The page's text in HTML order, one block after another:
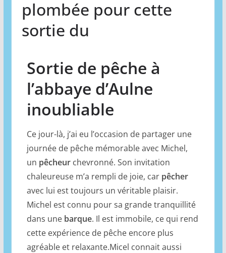
plombée pour cette
sortie du
Sortie de pêche à
l’abbaye d’Aulne
inoubliable
Ce jour-là, j’ai eu l’occasion de partager une
journée de pêche mémorable avec Michel,
un pêcheurchevronné. Son invitation
chaleureuse m’a rempli de joie, car pêcher
avec lui est toujours un véritable plaisir.
Michel est connu pour sa grande tranquillité
dans une barque. Il est immobile, ce qui rend
cette expérience de pêche encore plus
agréable et relaxante.Micel connait aussi